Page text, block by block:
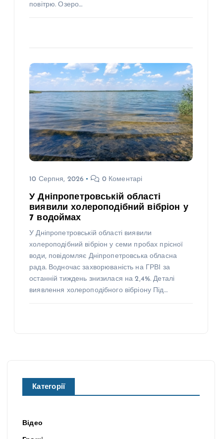
повітрю. Озеро…
10 Серпня, 2026 0 Коментарі
У Дніпропетровській області
виявили холероподібний вібріон у
7 водоймах
У Дніпропетровській області виявили
холероподібний вібріон у семи пробах прісної
води, повідомляє Дніпропетровська обласна
рада. Водночас захворюваність на ГРВІ за
останній тиждень знизилася на 2,4%. Деталі
виявлення холероподібного вібріону Під…
Категорії
Відео